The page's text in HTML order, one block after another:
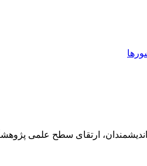
اندیشمندان، ارتقای سطح علمی